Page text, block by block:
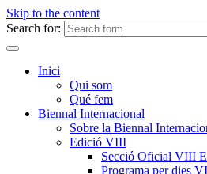
Skip to the content
Search for:
Inici
Qui som
Qué fem
Biennal Internacional
Sobre la Biennal
Edició VIII
Secció Oficial VIII
Programa per dies